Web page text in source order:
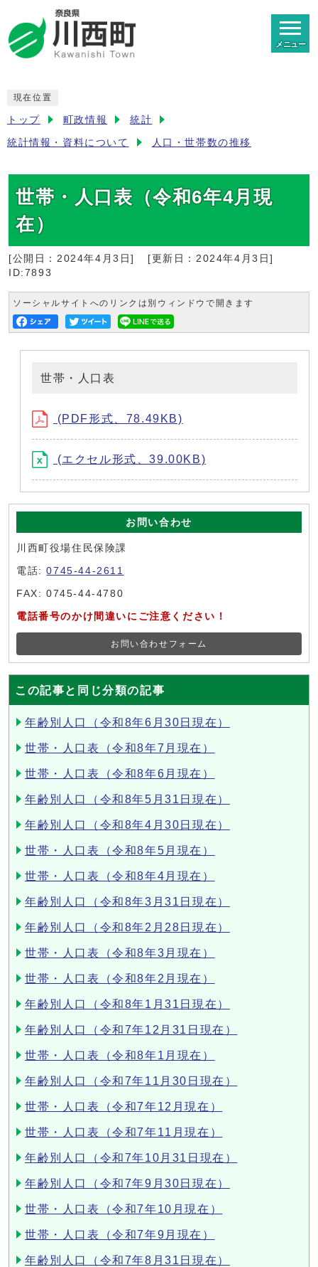
メニュー
現在位置
トップ 町政情報 統計
統計情報・資料について 人口・世帯数の推移
世帯・人口表（令和6年4月現
在）
[公開日： 2024年4月3日] [更新日： 2024年4月3日]
ID:7893
ソーシャルサイトへのリンクは別ウィンドウで開きます
世帯・人口表
(PDF形式、78.49KB)
(エクセル形式、39.00KB)
お問い合わせ
川西町役場住民保険課
電話:0745-44-2611
FAX: 0745-44-4780
電話番号のかけ間違いにご注意ください！
お問い合わせフォーム
この記事と同じ分類の記事
年齢別人口（令和8年6月30日現在）
世帯・人口表（令和8年7月現在）
世帯・人口表（令和8年6月現在）
年齢別人口（令和8年5月31日現在）
年齢別人口（令和8年4月30日現在）
世帯・人口表（令和8年5月現在）
世帯・人口表（令和8年4月現在）
年齢別人口（令和8年3月31日現在）
年齢別人口（令和8年2月28日現在）
世帯・人口表（令和8年3月現在）
世帯・人口表（令和8年2月現在）
年齢別人口（令和8年1月31日現在）
年齢別人口（令和7年12月31日現在）
世帯・人口表（令和8年1月現在）
年齢別人口（令和7年11月30日現在）
世帯・人口表（令和7年12月現在）
世帯・人口表（令和7年11月現在）
年齢別人口（令和7年10月31日現在）
年齢別人口（令和7年9月30日現在）
世帯・人口表（令和7年10月現在）
世帯・人口表（令和7年9月現在）
年齢別人口（令和7年8月31日現在）